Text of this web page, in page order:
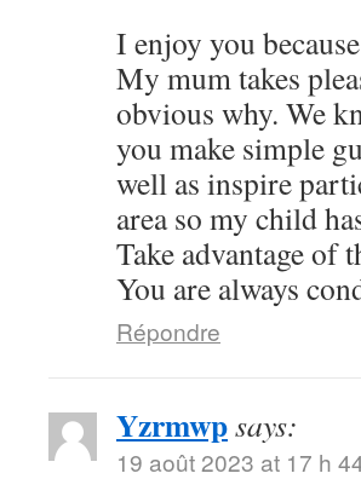
I enjoy you
My mum takes
obvious why. We
you make simple
well as inspire
area so my child
Take advantage of
You are always
Répondre
Yzrmwpsays:
19 août 2023 at 17 h